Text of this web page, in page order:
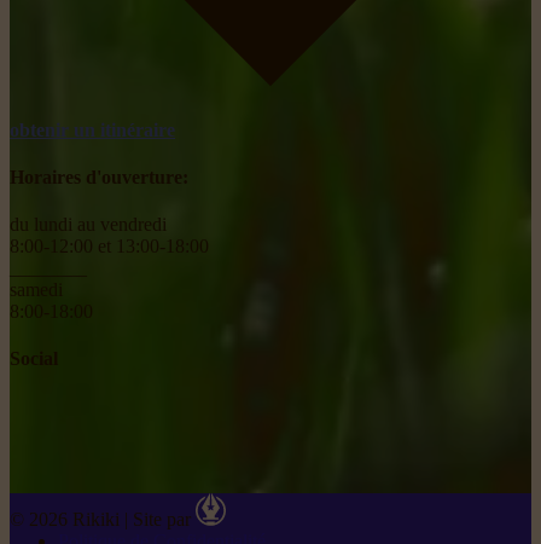
obtenir un itinéraire
Horaires d'ouverture:
du lundi au vendredi
8:00-12:00 et 13:00-18:00
samedi
8:00-18:00
Social
© 2026 Rikiki | Site par